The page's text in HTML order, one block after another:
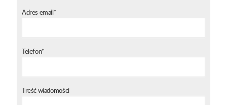
Adres email*
Telefon*
Treść wiadomości